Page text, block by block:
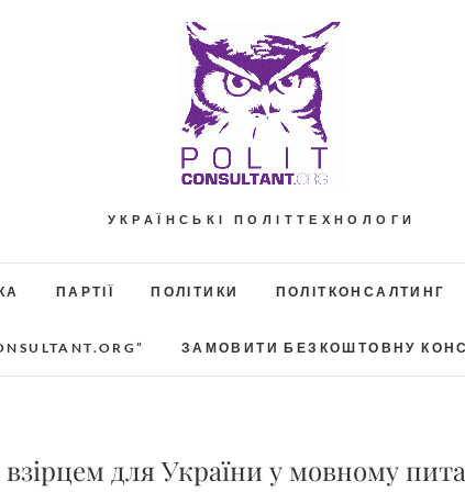
УКРАЇНСЬКІ ПОЛІТТЕХНОЛОГИ
ПАРТІЇ ПОЛІТИКИ ПОЛІТКОНСАЛТИНГ
ЗАМОВИТИ БЕЗКОШТОВНУ
для України у мовному